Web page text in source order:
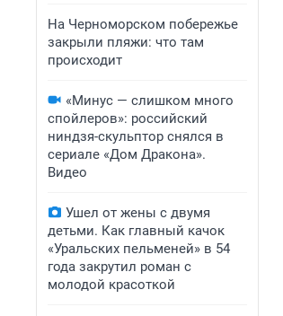
На Черноморском побережье
закрыли пляжи: что там
происходит
«Минус — слишком много
спойлеров»: российский
ниндзя-скульптор снялся в
сериале «Дом Дракона».
Видео
Ушел от жены с двумя
детьми. Как главный качок
«Уральских пельменей» в 54
года закрутил роман с
молодой красоткой